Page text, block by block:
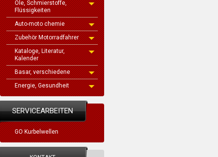
Öle, Schmierstoffe,
Flüssigkeiten
Auto-moto chemie
Zubehör Motorradfahrer
Kataloge, Literatur,
Kalender
Basar, verschiedene
Energie, Gesundheit
SERVICEARBEITEN
GO Kurbelwellen